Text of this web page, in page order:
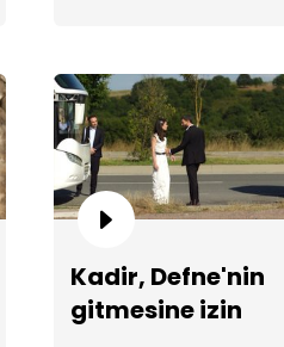
Kadir, Defne'nin
gitmesine izin